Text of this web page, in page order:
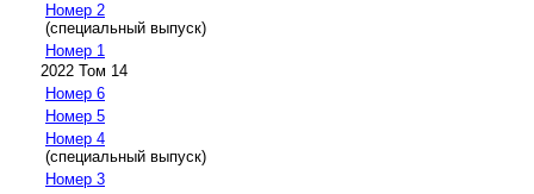
Номер 2
(специальный выпуск)
Номер 1
2022 Том 14
Номер 6
Номер 5
Номер 4
(специальный выпуск)
Номер 3